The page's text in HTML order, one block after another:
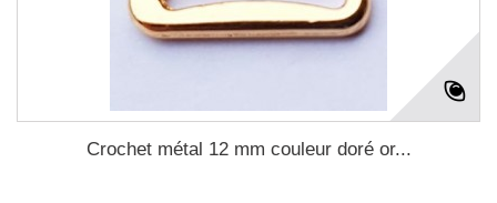
Crochet métal 12 mm couleur doré or...